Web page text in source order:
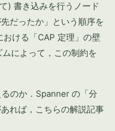
) 書き込みを行うノード
だったか」という順序を
ける「CAP 定理」の壁
によって，この制約を
のか．Spanner の「分
れば，こちらの解説記事